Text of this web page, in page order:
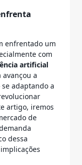
enfrentado um
com
artificial
a
adaptando a
artigo, iremos
de
dessa